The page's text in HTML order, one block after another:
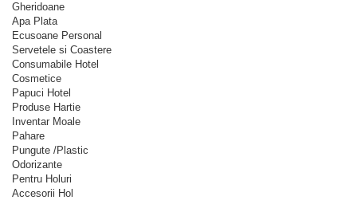
Gheridoane
Apa Plata
Ecusoane Personal
Servetele si Coastere
Consumabile Hotel
Cosmetice
Papuci Hotel
Produse Hartie
Inventar Moale
Pahare
Pungute /Plastic
Odorizante
Pentru Holuri
Accesorii Hol